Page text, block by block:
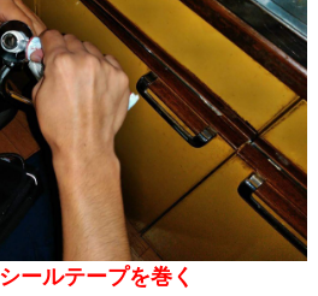
ールテープを巻く